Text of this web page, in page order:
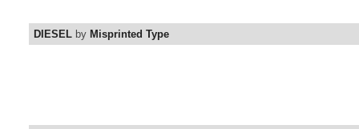
DIESEL by Misprinted Type